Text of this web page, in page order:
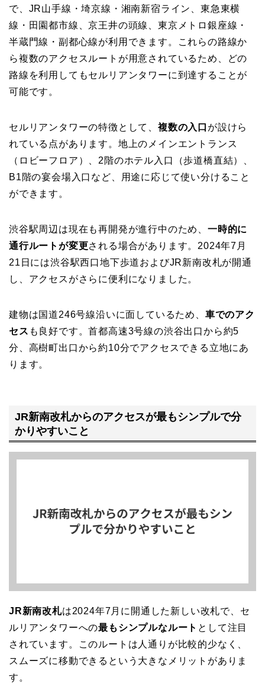
で、JR山手線・埼京線・湘南新宿ライン、東急東横
線・田園都市線、京王井の頭線、東京メトロ銀座線・
半蔵門線・副都心線が利用できます。これらの路線か
ら複数のアクセスルートが用意されているため、どの
路線を利用してもセルリアンタワーに到達することが
可能です。
セルリアンタワーの特徴として、 複数の入口 が設けら
れている点があります。地上のメインエントランス
（ロビーフロア）、2階のホテル入口（歩道橋直結）、
B1階の宴会場入口など、用途に応じて使い分けること
ができます。
渋谷駅周辺は現在も再開発が進行中のため、 一時的に
通行ルートが変更される場合があります。2024年7月
21日には渋谷駅西口地下歩道およびJR新南改札が開通
し、アクセスがさらに便利になりました。
建物は国道246号線沿いに面しているため、 車でのアク
セス も良好です。首都高速3号線の渋谷出口から約5
分、高樹町出口から約10分でアクセスできる立地にあ
ります。
JR新南改札からのアクセスが最もシンプルで分
かりやすいこと
JR新南改札は2024年7月に開通した新しい改札で、セ
ルリアンタワーへの最もシンプルなルート として注目
されています。このルートは人通りが比較的少なく、
スムーズに移動できるという大きなメリットがありま
す。